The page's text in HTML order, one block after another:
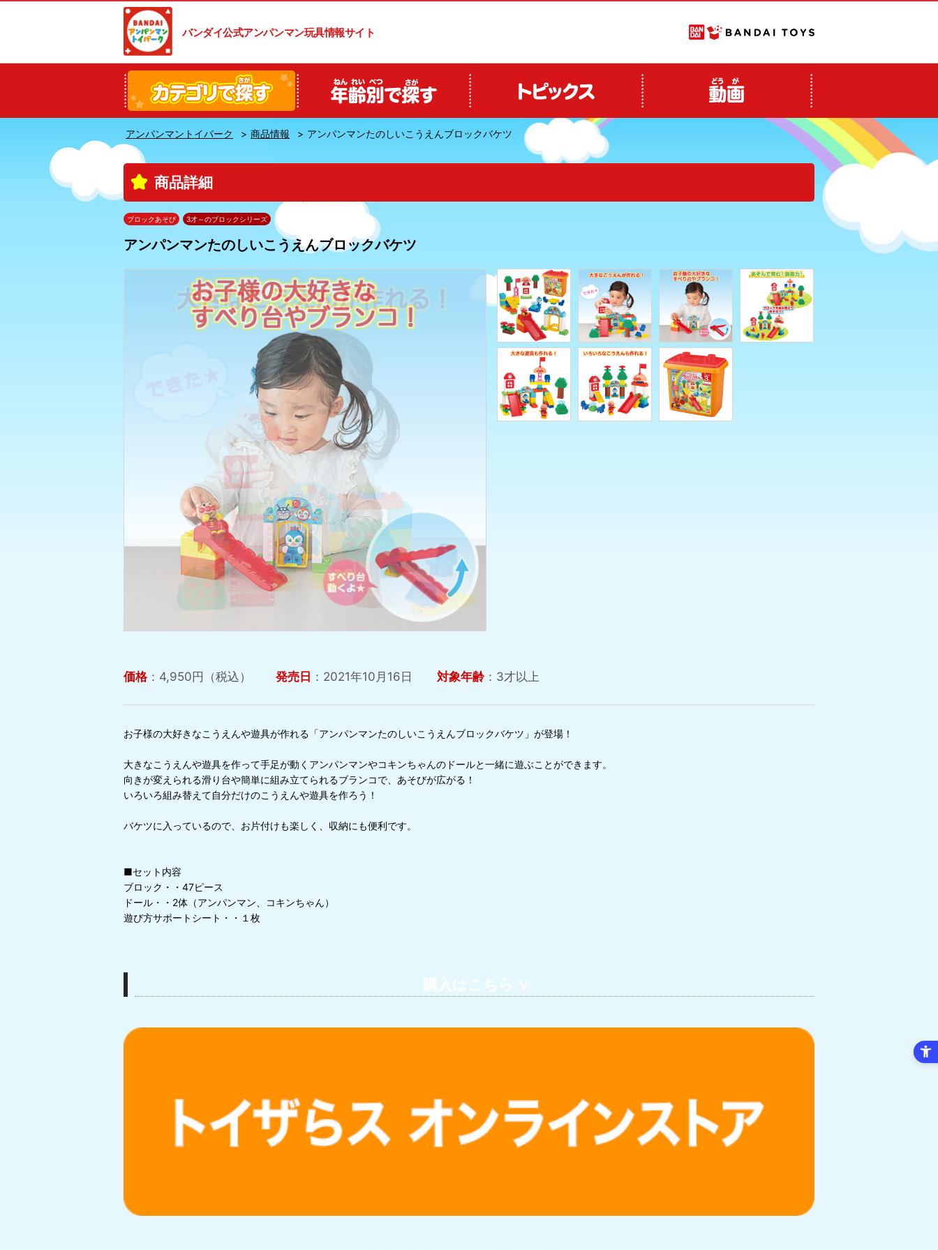
バンダイ公式アンパンマン玩具情報サイト
アンパンマントイパーク 商品情報 アンパンマンたのしいこうえんブロックバケツ
商品詳細
ブロックあそび 3才～のブロックシリーズ
アンパンマンたのしいこうえんブロックバケツ
価格：4,950円（税込） 発売日 ：2021年10月16日 対象年齢：3才以上
お子様の大好きなこうえんや遊具が作れる「アンパンマンたのしいこうえんブロックバケツ」が登場！
大きなこうえんや遊具を作って手足が動くアンパンマンやコキンちゃんのドールと一緒に遊ぶことができます。
向きが変えられる滑り台や簡単に組み立てられるブランコで、あそびが広がる！
いろいろ組み替えて自分だけのこうえんや遊具を作ろう！
バケツに入っているので、お片付けも楽しく、収納にも便利です。
■セット内容
ブロック・・47ピース
ドール・・2体（アンパンマン、コキンちゃん）
遊び方サポートシート・・１枚
購入はこちら ∨